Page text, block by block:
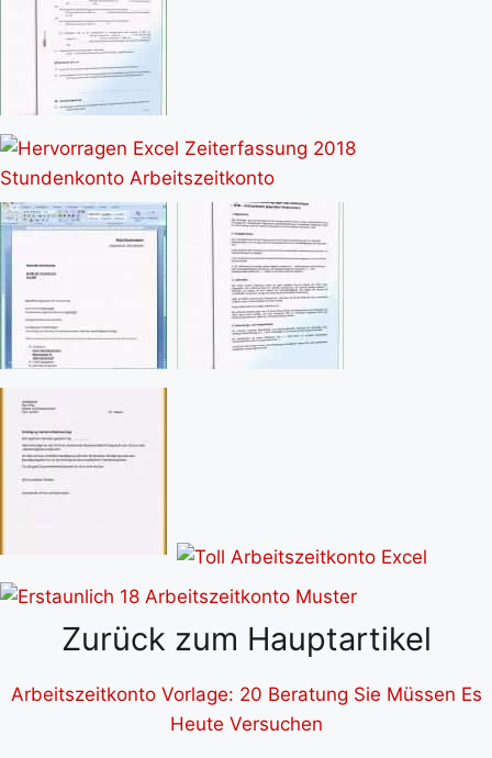
Zurück zum Hauptartikel
Arbeitszeitkonto Vorlage: 20 Beratung Sie Müssen Es
Heute Versuchen